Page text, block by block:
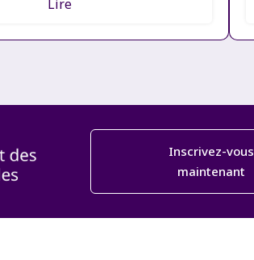
Lire
Inscrivez-vous
maintenant